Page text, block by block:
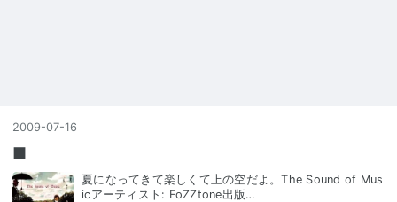
2009-07-16
■
夏になってきて楽しくて上の空だよ。The Sound of Mus
icアーティスト: FoZZtone出版…